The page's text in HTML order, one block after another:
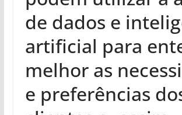
de dados e
artificial para
melhor as
e preferências